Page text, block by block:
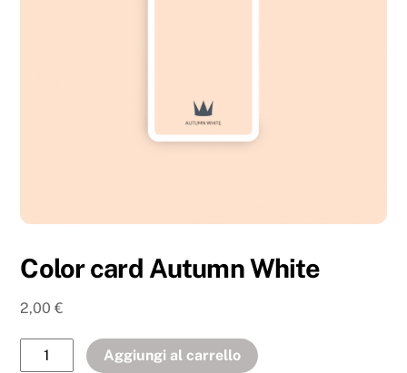
Color card Autumn White
2,00€
Aggiungi al carrello